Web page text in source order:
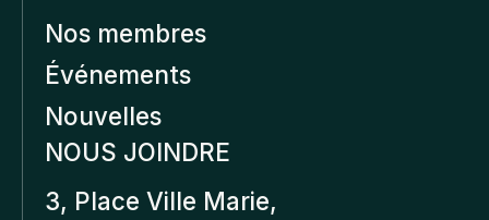
Nos membres
Événements
Nouvelles
NOUS JOINDRE
3, Place Ville Marie,